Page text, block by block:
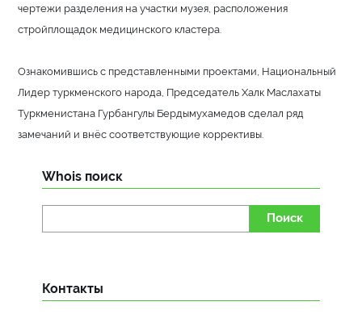
чертежи разделения на участки музея, расположения
стройплощадок медицинского кластера.
Ознакомившись с представленными проектами, Национальный
Лидер туркменского народа, Председатель Халк Маслахаты
Туркменистана Гурбангулы Бердымухамедов сделал ряд
замечаний и внёс соответствующие коррективы.
Whois поиск
Поиск
Контакты